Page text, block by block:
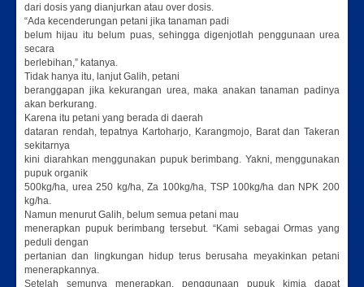
dari dosis yang dianjurkan atau over dosis.
“Ada kecenderungan petani jika tanaman padi
belum hijau itu belum puas, sehingga digenjotlah penggunaan urea
secara
berlebihan,” katanya.
Tidak hanya itu, lanjut Galih, petani
beranggapan jika kekurangan urea, maka anakan tanaman padinya
akan berkurang.
Karena itu petani yang berada di daerah
dataran rendah, tepatnya Kartoharjo, Karangmojo, Barat dan Takeran
sekitarnya
kini diarahkan menggunakan pupuk berimbang. Yakni, menggunakan
pupuk organik
500kg/ha, urea 250 kg/ha, Za 100kg/ha, TSP 100kg/ha dan NPK 200
kg/ha.
Namun menurut Galih, belum semua petani mau
menerapkan pupuk berimbang tersebut. “Kami sebagai Ormas yang
peduli dengan
pertanian dan lingkungan hidup terus berusaha meyakinkan petani
menerapkannya.
Setelah semunya menerapkan, penggunaan pupuk kimia dapat